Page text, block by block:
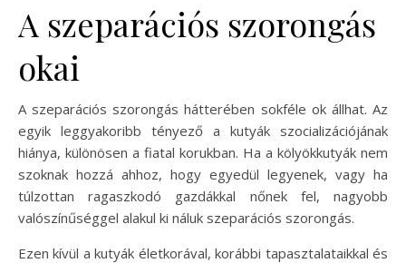
A szeparációs szorongás
okai
A szeparációs szorongás hátterében sokféle ok állhat. Az
egyik leggyakoribb tényező a kutyák szocializációjának
hiánya, különösen a fiatal korukban. Ha a kölyökkutyák nem
szoknak hozzá ahhoz, hogy egyedül legyenek, vagy ha
túlzottan ragaszkodó gazdákkal nőnek fel, nagyobb
valószínűséggel alakul ki náluk szeparációs szorongás.
Ezen kívül a kutyák életkorával, korábbi tapasztalataikkal és